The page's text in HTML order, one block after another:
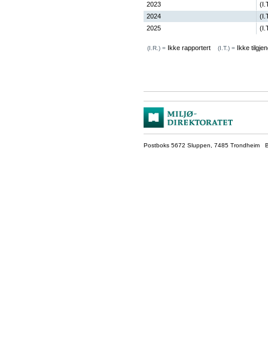
2023
2024
2025
(I.R.) = Ikke rapportert (I.T.) = Ikke
Postboks 5672 Sluppen, 7485 Trondheim